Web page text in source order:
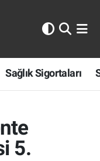
Sağlık Sigortaları
5.